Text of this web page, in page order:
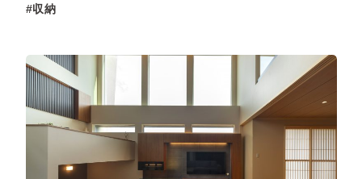
収納